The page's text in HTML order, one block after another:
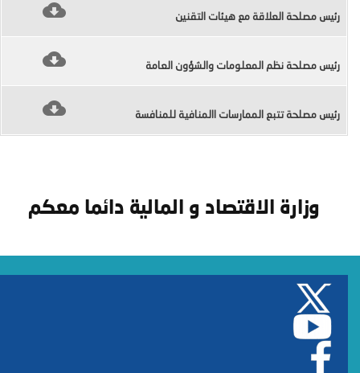
رئيس مصلحة العلاقة مع هيئات التقنين
رئيس مصلحة نظم المعلومات والشؤون العامة
رئيس مصلحة تتبع الممارسات االمنافية للمنافسة
وزارة الاقتصاد و المالية دائما معكم